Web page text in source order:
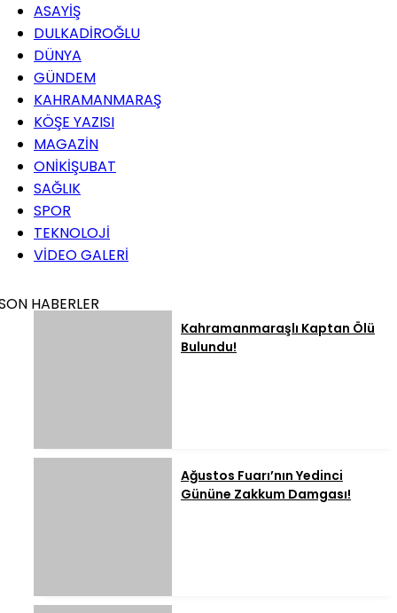
ASAYİŞ
DULKADİROĞLU
DÜNYA
GÜNDEM
KAHRAMANMARAŞ
KÖŞE YAZISI
MAGAZİN
ONİKİŞUBAT
SAĞLIK
SPOR
TEKNOLOJİ
VİDEO GALERİ
HABERLER
Kahramanmaraşlı Kaptan Ölü
Bulundu!
Ağustos Fuarı’nın Yedinci
Gününe Zakkum Damgası!